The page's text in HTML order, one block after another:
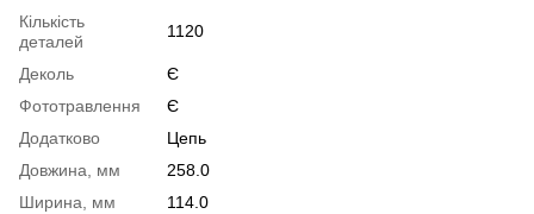
Кількість
деталей
1120
Деколь
Є
Фототравлення
Є
Додатково
Цепь
Довжина, мм
258.0
Ширина, мм
114.0